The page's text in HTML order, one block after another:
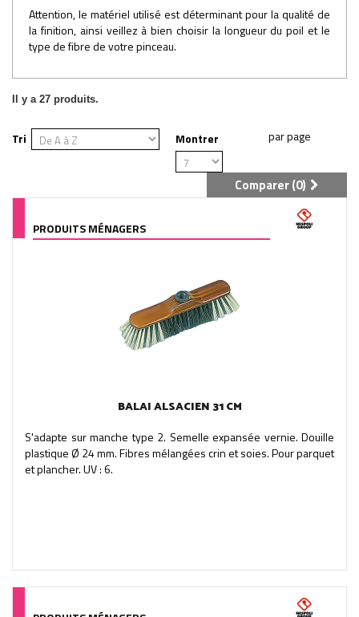
Attention, le matériel utilisé est déterminant pour la qualité de
la finition, ainsi veillez à bien choisir la longueur du poil et le
type de fibre de votre pinceau.
Il y a 27 produits.
Tri Montrer
Comparer (0)
PRODUITS MÉNAGERS
BALAI ALSACIEN 31 CM
S'adapte sur manche type 2. Semelle expansée vernie. Douille
plastique Ø 24 mm. Fibres mélangées crin et soies. Pour parquet
et plancher. UV : 6.